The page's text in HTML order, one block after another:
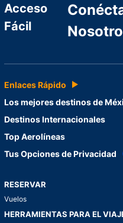
Acceso
Fácil
Enlaces Rápido
Los mejores destinos de
Destinos Internacionales
Top Aerolíneas
Tus Opciones de Privacidad
RESERVAR
Vuelos
HERRAMIENTAS PARA EL